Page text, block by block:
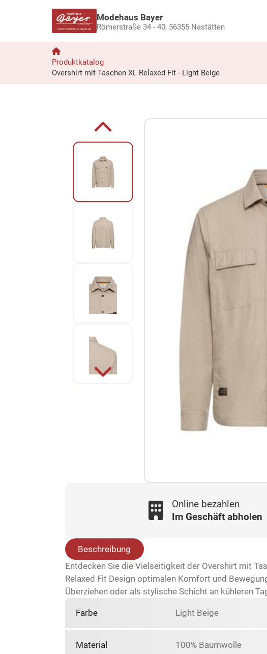
Modehaus Bayer
Römerstraße 34 - 40, 56355 Nastätten
Produktkatalog
Overshirt mit Taschen XL Relaxed Fit - Light Beige
Zur Produktbeschreibung springen
Online bezahlen
Im Geschäft abholen
Beschreibung
Entdecken Sie die Vielseitigkeit der Overshirt mit
Relaxed Fit Design optimalen Komfort und
Überziehen oder als stylische Schicht an kühleren
Farbe Light Beige
Material 100% Baumwolle